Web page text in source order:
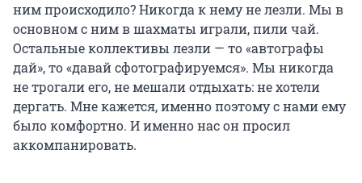
ним происходило? Никогда к нему не лезли. Мы в
основном с ним в шахматы играли, пили чай.
Остальные коллективы лезли — то «автографы
дай», то «давай сфотографируемся». Мы никогда
не трогали его, не мешали отдыхать: не хотели
дергать. Мне кажется, именно поэтому с нами ему
было комфортно. И именно нас он просил
аккомпанировать.